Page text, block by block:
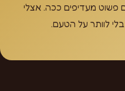
פשוט מעדיפים ככה. אצלי
לוותר על הטעם.